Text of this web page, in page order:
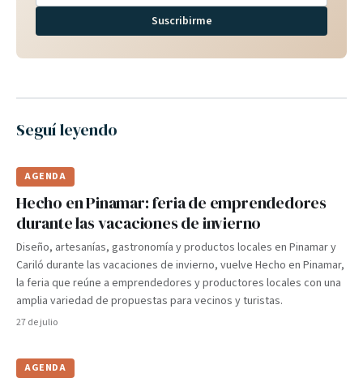
Suscribirme
Seguí leyendo
AGENDA
Hecho en Pinamar: feria de emprendedores
durante las vacaciones de invierno
Diseño, artesanías, gastronomía y productos locales en Pinamar y
Cariló durante las vacaciones de invierno, vuelve Hecho en Pinamar,
la feria que reúne a emprendedores y productores locales con una
amplia variedad de propuestas para vecinos y turistas.
27 de julio
AGENDA